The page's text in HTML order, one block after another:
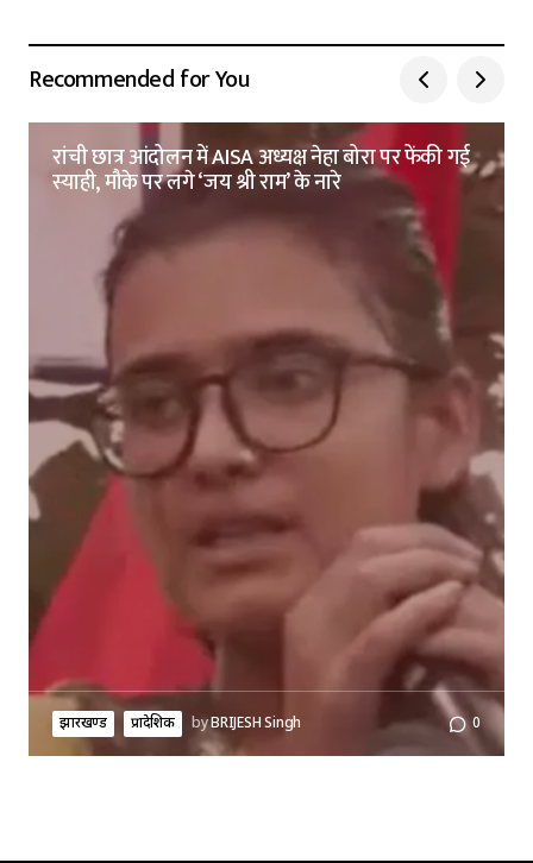
Recommended for You
रांची छात्र आंदोलन में AISA अध्यक्ष नेहा बोरा पर फेंकी गई
स्याही, मौके पर लगे ‘जय श्री राम’ के नारे
झारखण्ड प्रादेशिक byBRIJESH Singh 0